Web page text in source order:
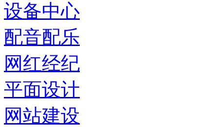
设备中心
配音配乐
网红经纪
平面设计
网站建设